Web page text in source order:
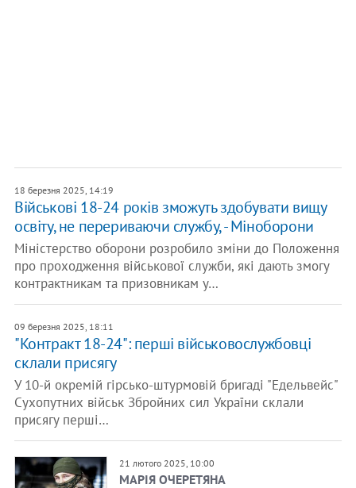
18 березня 2025, 14:19
​Військові 18-24 років зможуть здобувати вищу
освіту, не перериваючи службу, - Міноборони
Міністерство оборони розробило зміни до Положення
про проходження військової служби, які дають змогу
контрактникам та призовникам у…
09 березня 2025, 18:11
"Контракт 18-24": перші військовослужбовці
склали присягу
У 10-й окремій гірсько-штурмовій бригаді "Едельвейс"
Сухопутних військ Збройних сил України склали
присягу перші…
21 лютого 2025, 10:00
МАРІЯ ОЧЕРЕТЯНА